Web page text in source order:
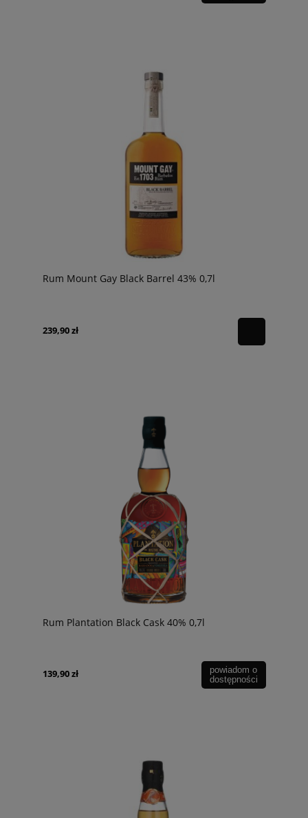
Rum Mount Gay Black Barrel 43% 0,7l
239,90 zł
Rum Plantation Black Cask 40% 0,7l
139,90 zł
powiadom o
dostępności